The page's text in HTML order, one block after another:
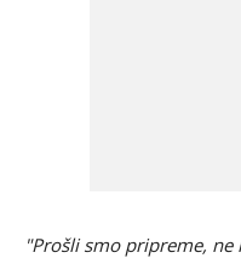
"Prošli smo pripreme, ne